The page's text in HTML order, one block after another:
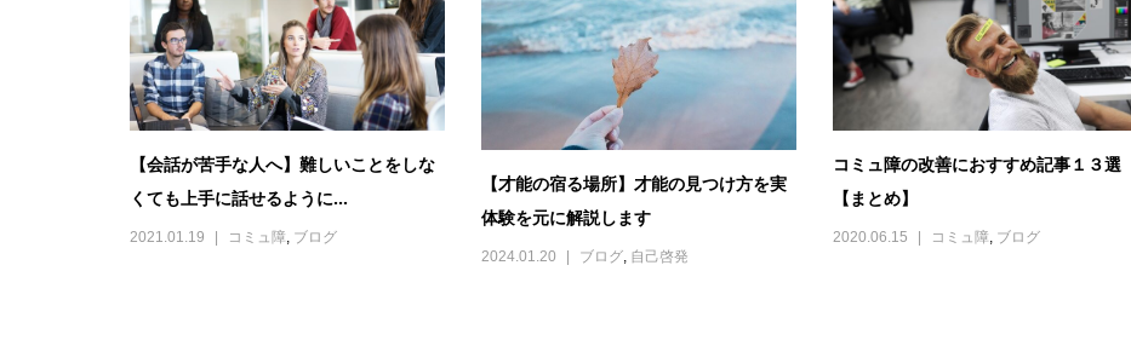
【会話が苦手な人へ】難しいことをしな
くても上手に話せるように...
2021.01.19 コミュ障 ブログ
【才能の宿る場所】才能の見つけ方を実
体験を元に解説します
2024.01.20 ブログ, 自己啓発
コミュ障の改善におすすめ記事１３選
【まとめ】
2020.06.15 コミュ障 ブログ